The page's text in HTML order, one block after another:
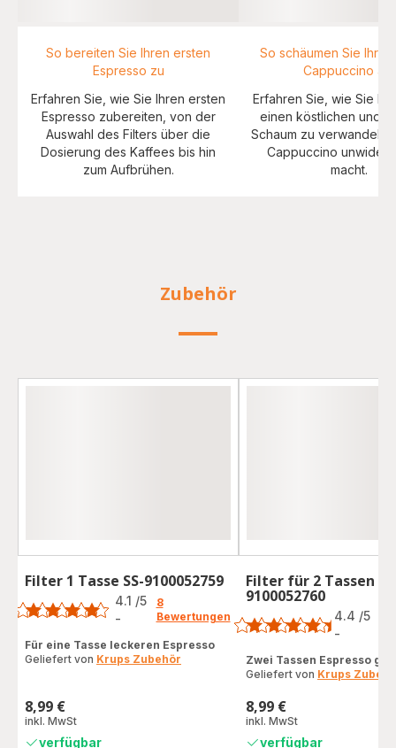
So bereiten Sie Ihren ersten
Espresso zu
Erfahren Sie, wie Sie Ihren ersten
Espresso zubereiten, von der
Auswahl des Filters über die
Dosierung des Kaffees bis hin
zum Aufbrühen.
So schäumen Sie Ihre
Cappuccino auf
Erfahren Sie, wie Sie
einen köstlichen und
Schaum zu verwandeln,
Cappuccino
macht.
Zubehör
Filter 1 Tasse SS-9100052759
Bewertung
4.1 /5
-
8
Bewertungen
Für eine Tasse leckeren Espresso
Geliefert von Krups Zubehör
Preis
8,99 €
inkl. MwSt
verfügbar
Filter für 2 Tassen
9100052760
Bewertung
4.4 /5
-
Zwei Tassen Espresso
Geliefert von Krups
Preis
8,99 €
inkl. MwSt
verfügbar